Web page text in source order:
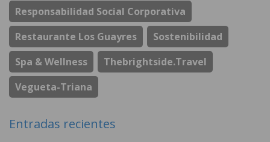
Responsabilidad Social Corporativa
Restaurante Los Guayres
Sostenibilidad
Spa & Wellness
Thebrightside.travel
Vegueta-Triana
Entradas recientes